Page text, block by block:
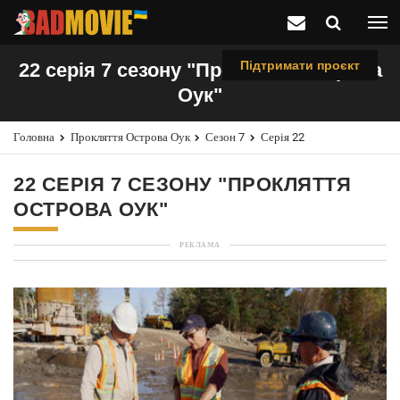
Підтримати проєкт
22 серія 7 сезону "Прокляття острова
Оук"
Головна Прокляття Острова Оук Сезон 7 Серія 22
22 СЕРІЯ 7 СЕЗОНУ "ПРОКЛЯТТЯ
ОСТРОВА ОУК"
РЕКЛАМА